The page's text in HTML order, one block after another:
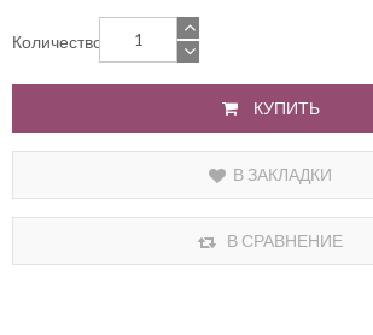
Количество
КУПИТЬ
В ЗАКЛАДКИ
В СРАВНЕНИЕ